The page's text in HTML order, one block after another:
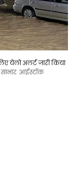
येलो अलर्ट जारी किया
साभार: आईस्टॉक